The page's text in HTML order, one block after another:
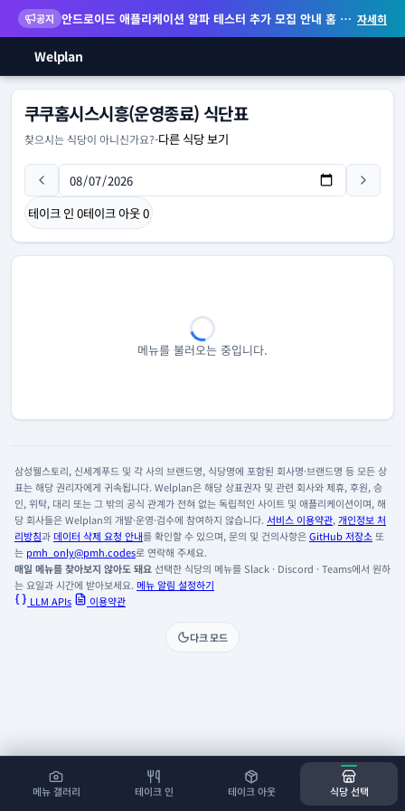
공지 안드로이드 애플리케이션 알파 테스터 추가 모집 안내 홈 화면 위젯 등 지원 자세히
Welplan
메뉴 갤러리 테이크 인 테이크 아웃 식당 선택
쿠쿠홈시스시흥(운영종료) 식단표
찾으시는 식당이 아니신가요?-다른 식당 보기
테이크 인 0테이크 아웃0
메뉴를 불러오는 중입니다.
삼성웰스토리, 신세계푸드 및 각 사의 브랜드명, 식당명에 포함된 회사명·브랜드명 등 모든 상
표는 해당 권리자에게 귀속됩니다. Welplan은 해당 상표권자 및 관련 회사와 제휴, 후원, 승
인, 위탁, 대리 또는 그 밖의 공식 관계가 전혀 없는 독립적인 사이트 및 애플리케이션이며, 해
당 회사들은 Welplan의 개발·운영·검수에 참여하지 않습니다. 서비스 이용약관, 개인정보 처
리방침과데이터 삭제 요청 안내를 확인할 수 있으며, 문의 및 건의사항은GitHub 저장소 또
는 pmh_only@pmh.codes로 연락해 주세요.
매일 메뉴를 찾아보지 않아도 돼요선택한 식당의 메뉴를 Slack · Discord · Teams에서 원하
는 요일과 시간에 받아보세요. 메뉴 알림 설정하기
LLM APIs
이용약관
다크 모드